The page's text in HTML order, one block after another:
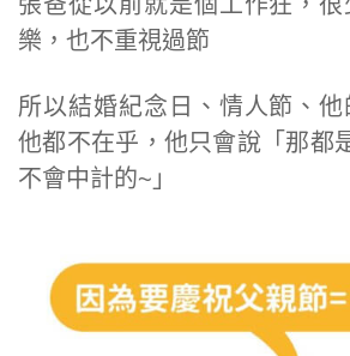
張爸從以前就是個工作狂，
樂，也不重視過節
所以結婚紀念日、情人節、
他都不在乎，他只會說「那都
不會中計的~」